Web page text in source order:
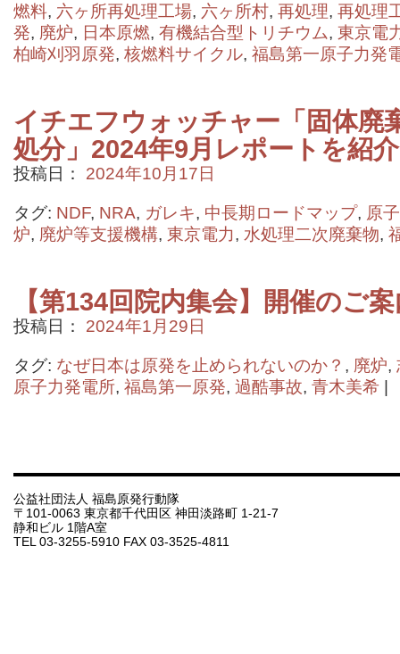
燃料, 六ヶ所再処理工場, 六ヶ所村, 再処理, 再処理
発, 廃炉, 日本原燃, 有機結合型トリチウム, 東京電
柏崎刈羽原発, 核燃料サイクル, 福島第一原子力発
イチエフウォッチャー「固体廃
処分」2024年9月レポートを紹
投稿日： 2024年10月17日
タグ: NDF, NRA, ガレキ, 中長期ロードマップ, 原
炉, 廃炉等支援機構, 東京電力, 水処理二次廃棄物,
【第134回院内集会】開催のご
投稿日： 2024年1月29日
タグ: なぜ日本は原発を止められないのか？ , 廃炉,
原子力発電所, 福島第一原発, 過酷事故, 青木美希
公益社団法人 福島原発行動隊
〒101-0063 東京都千代田区 神田淡路町 1-21-7
静和ビル 1階A室
TEL 03-3255-5910 FAX 03-3525-4811